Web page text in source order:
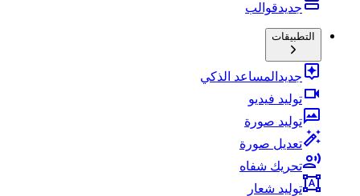
جديدقوالب
التطبيقات
جديد المساعد الذكي
توليد فيديو
توليد صورة
تعديل صورة
تحريك شفاه
توليد شعار